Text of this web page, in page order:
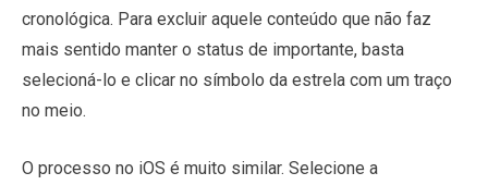
cronológica. Para excluir aquele conteúdo que não faz
mais sentido manter o status de importante, basta
selecioná-lo e clicar no símbolo da estrela com um traço
no meio.
O processo no iOS é muito similar. Selecione a